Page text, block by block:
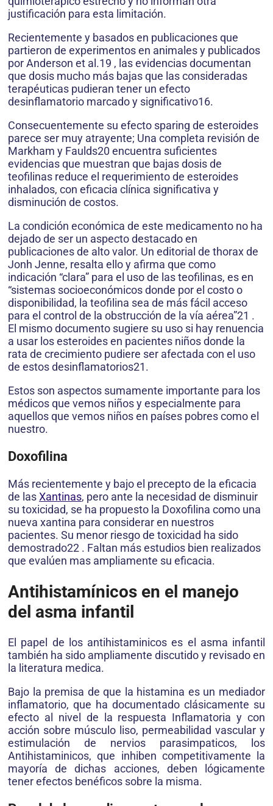
justificación para esta limitación.
Recientemente y basados en publicaciones que
partieron de experimentos en animales y publicados
por Anderson et al.19 , las evidencias documentan
que dosis mucho más bajas que las consideradas
terapéuticas pudieran tener un efecto
desinflamatorio marcado y significativo16.
Consecuentemente su efecto sparing de esteroides
parece ser muy atrayente; Una completa revisión de
Markham y Faulds20 encuentra suficientes
evidencias que muestran que bajas dosis de
teofilinas reduce el requerimiento de esteroides
inhalados, con eficacia clínica significativa y
disminución de costos.
La condición económica de este medicamento no ha
dejado de ser un aspecto destacado en
publicaciones de alto valor. Un editorial de thorax de
Jonh Jenne, resalta ello y afirma que como
indicación “clara” para el uso de las teofilinas, es en
“sistemas socioeconómicos donde por el costo o
disponibilidad, la teofilina sea de más fácil acceso
para el control de la obstrucción de la vía aérea”21 .
El mismo documento sugiere su uso si hay renuencia
a usar los esteroides en pacientes niños donde la
rata de crecimiento pudiere ser afectada con el uso
de estos desinflamatorios21.
Estos son aspectos sumamente importante para los
médicos que vemos niños y especialmente para
aquellos que vemos niños en países pobres como el
nuestro.
Doxofilina
Más recientemente y bajo el precepto de la eficacia
de lasXantinas, pero ante la necesidad de disminuir
su toxicidad, se ha propuesto la Doxofilina como una
nueva xantina para considerar en nuestros
pacientes. Su menor riesgo de toxicidad ha sido
demostrado22 . Faltan más estudios bien realizados
que evalúen mas ampliamente su eficacia.
Antihistamínicos en el manejo
del asma infantil
El papel de los antihistaminicos es el asma infantil
también ha sido ampliamente discutido y revisado en
la literatura medica.
Bajo la premisa de que la histamina es un mediador
inflamatorio, que ha documentado clásicamente su
efecto al nivel de la respuesta Inflamatoria y con
acción sobre músculo liso, permeabilidad vascular y
estimulación de nervios parasimpaticos, los
Antihistaminicos, que inhiben competitivamente la
mayoría de dichas acciones, deben lógicamente
tener efectos benéficos sobre la misma.